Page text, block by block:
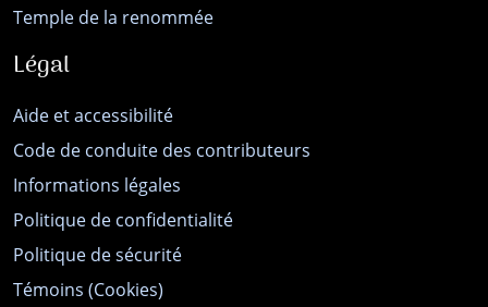
Temple de la renommée
Légal
Aide et accessibilité
Code de conduite des contributeurs
Informations légales
Politique de confidentialité
Politique de sécurité
Témoins (Cookies)